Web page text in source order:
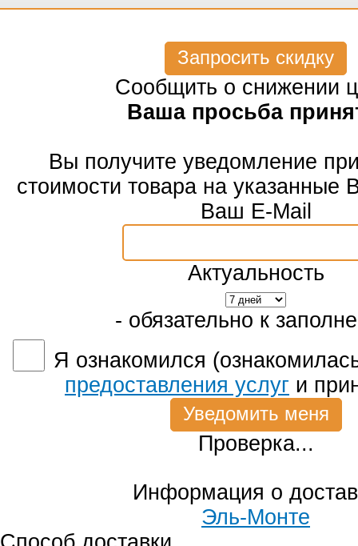
Запросить скидку
Сообщить о снижении
Ваша просьба
Вы получите уведомление
стоимости товара на указанные
Ваш E-Mail
Актуальность
- обязательно к
Я ознакомился
предоставления услуг и
Проверка...
Информация о
Эль-Монте